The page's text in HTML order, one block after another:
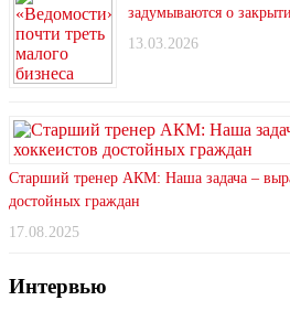
задумываются о
13.03.2026
Старший тренер АКМ: Наша задача –
достойных граждан
17.08.2025
Интервью